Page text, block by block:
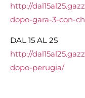
http://
dopo-gara-3-con-
DAL 15 AL 25
http://
dopo-perugia/